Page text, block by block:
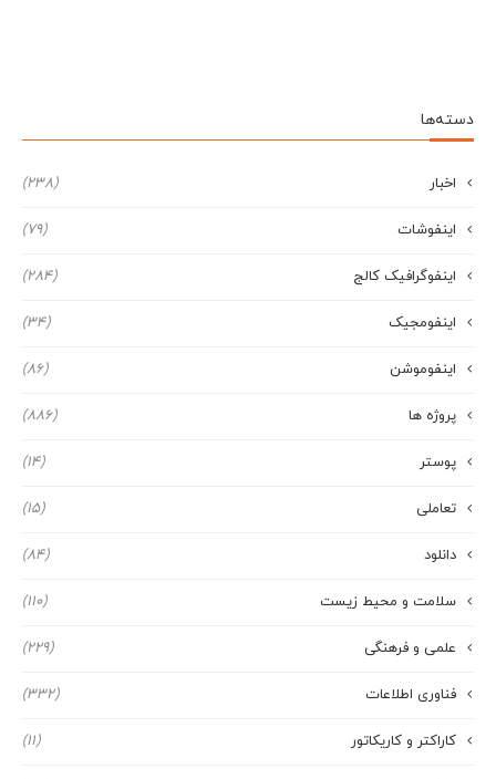
دسته‌ها
اخبار (238)
اینفوشات (79)
اینفوگرافیک کالج (284)
اینفومجیک (34)
اینفوموشن (86)
پروژه ها (886)
پوستر (14)
تعاملی (15)
دانلود (84)
سلامت و محیط زیست (110)
علمی و فرهنگی (229)
فناوری اطلاعات (332)
کاراکتر و کاریکاتور (11)